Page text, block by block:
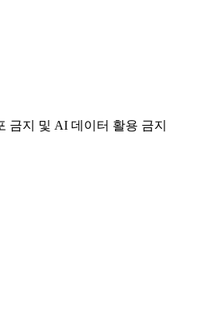
금지 및 AI 데이터 활용 금지